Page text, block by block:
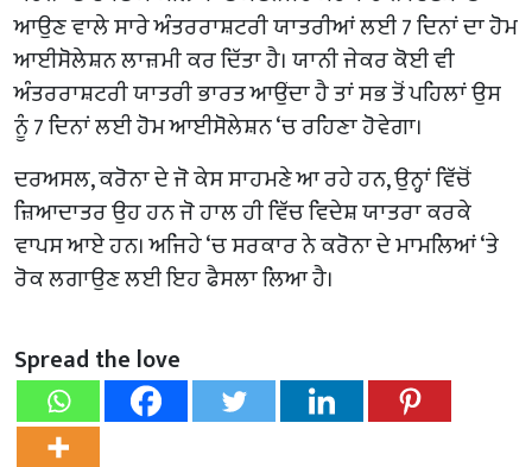
ਆਉਣ ਵਾਲੇ ਸਾਰੇ ਅੰਤਰਰਾਸ਼ਟਰੀ ਯਾਤਰੀਆਂ ਲਈ 7 ਦਿਨਾਂ ਦਾ ਹੋਮ
ਆਈਸੋਲੇਸ਼ਨ ਲਾਜ਼ਮੀ ਕਰ ਦਿੱਤਾ ਹੈ। ਯਾਨੀ ਜੇਕਰ ਕੋਈ ਵੀ
ਅੰਤਰਰਾਸ਼ਟਰੀ ਯਾਤਰੀ ਭਾਰਤ ਆਉਂਦਾ ਹੈ ਤਾਂ ਸਭ ਤੋਂ ਪਹਿਲਾਂ ਉਸ
ਨੂੰ 7 ਦਿਨਾਂ ਲਈ ਹੋਮ ਆਈਸੋਲੇਸ਼ਨ ‘ਚ ਰਹਿਣਾ ਹੋਵੇਗਾ।
ਦਰਅਸਲ, ਕਰੋਨਾ ਦੇ ਜੋ ਕੇਸ ਸਾਹਮਣੇ ਆ ਰਹੇ ਹਨ, ਉਨ੍ਹਾਂ ਵਿੱਚੋਂ
ਜ਼ਿਆਦਾਤਰ ਉਹ ਹਨ ਜੋ ਹਾਲ ਹੀ ਵਿੱਚ ਵਿਦੇਸ਼ ਯਾਤਰਾ ਕਰਕੇ
ਵਾਪਸ ਆਏ ਹਨ। ਅਜਿਹੇ ‘ਚ ਸਰਕਾਰ ਨੇ ਕਰੋਨਾ ਦੇ ਮਾਮਲਿਆਂ ‘ਤੇ
ਰੋਕ ਲਗਾਉਣ ਲਈ ਇਹ ਫੈਸਲਾ ਲਿਆ ਹੈ।
Spread the love